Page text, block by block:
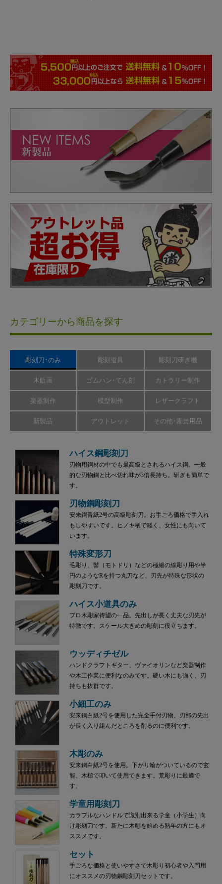
カテゴリーから商品を探す
彫刻刀･のみ 彫刻道具 彫刻刀研ぎ機
木版画 ゴムハン･てん刻 カトラリー制作
楽器制作 模型制作 レザークラフト
新製品 アウトレット その他･園芸用品
ハイス鋼彫刻刀
刃物用鋼材の中でも最高級とされるハイス鋼。一般
的な刃物鋼と比べ切れ味が3倍長持ち。研ぎも簡単で
す。
刃物鋼彫刻刀
安来鋼青紙2号の高級彫刻刀。お手ごろ価格で手入れ
もしやすいです。ヒノキ柄で軽く、女性にも向いて
います。
特殊変形刀
毛彫り、髻（モトドリ）などの極細の線彫り用や半
円のようなRを持つ丸刀など、刃先が特殊な形状の
彫刻刀です。
ハイス小道具のみ
プロ木彫家待望の一品。先出しが長く丈夫な刃先が
特徴です。スケール大きめの彫刻に役立ちます。
ウッディチゼル
ハンドクラフトギター、ヴァイオリンなど楽器制作
や木工作業に便利なのみです。硬い木にも強く、刃
持ちも抜群です。
小細工のみ
安来鋼白紙2号を使用した完全手付刃物。刃部の先出
が長く入り組んだところを削るのに便利です。
木彫のみ
安来鋼白紙2号を使用。下がり輪がついているので玄
能、木槌で叩いて使用できます。荒彫りに最適で
す。
学童用彫刻刀
カラフルなハンドルで識別出来る学童（小学生）向
け彫刻刀です。新たに木彫を始める熟年の方にもオ
ススメです。
セット
手ごろな価格と使いやすさで木彫り初心者や入門用
にオススメの刃物鋼彫刻刀セットです。